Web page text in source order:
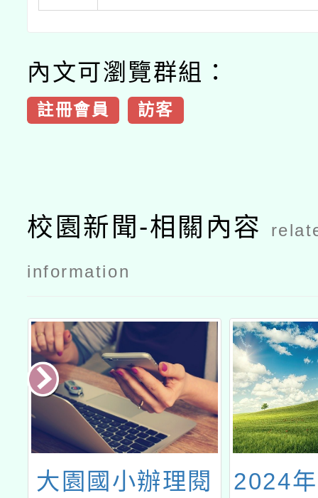
內文可瀏覽群組：
註冊會員 訪客
校園新聞-相關內容
information
大園國小辦理閱
2024